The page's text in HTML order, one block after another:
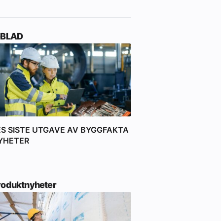
SISTE UTGAVE AV BYGGFAKTA